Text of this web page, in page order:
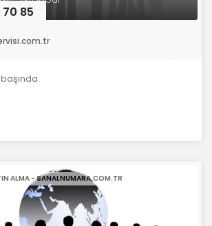
85
ALMA - SANALNUMARA.COM.TR